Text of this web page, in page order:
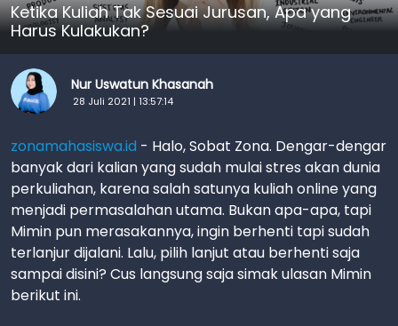
Ketika Kuliah Tak Sesuai Jurusan, Apa yang
Harus Kulakukan?
Nur Uswatun Khasanah
28 Juli 2021 | 13:57:14
zonamahasiswa.id - Halo, Sobat Zona. Dengar-dengar
banyak dari kalian yang sudah mulai stres akan dunia
perkuliahan, karena salah satunya kuliah online yang
menjadi permasalahan utama. Bukan apa-apa, tapi
Mimin pun merasakannya, ingin berhenti tapi sudah
terlanjur dijalani. Lalu, pilih lanjut atau berhenti saja
sampai disini? Cus langsung saja simak ulasan Mimin
berikut ini.